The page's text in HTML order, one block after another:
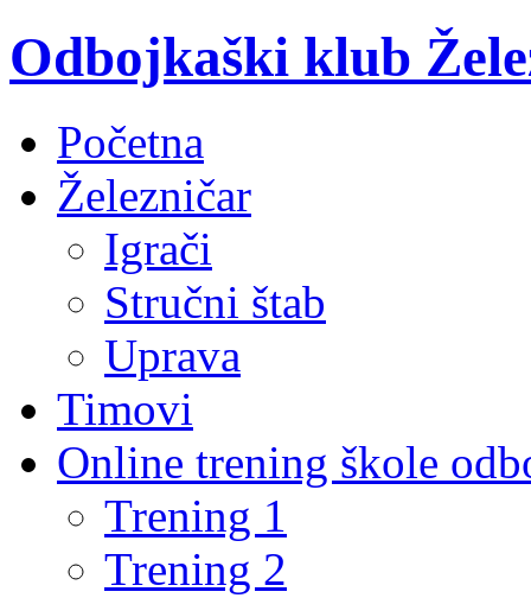
Odbojkaški klub
Početna
Železničar
Igrači
Stručni štab
Uprava
Timovi
Online trening škole
Trening 1
Trening 2